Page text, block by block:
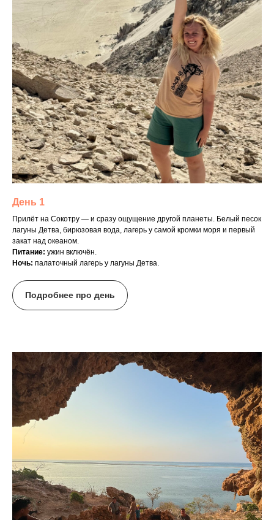
День 1
Прилёт на Сокотру — и сразу ощущение другой планеты. Белый песок
лагуны Детва, бирюзовая вода, лагерь у самой кромки моря и первый
закат над океаном.
Питание: ужин включён.
Ночь: палаточный лагерь у лагуны Детва.
Подробнее про день